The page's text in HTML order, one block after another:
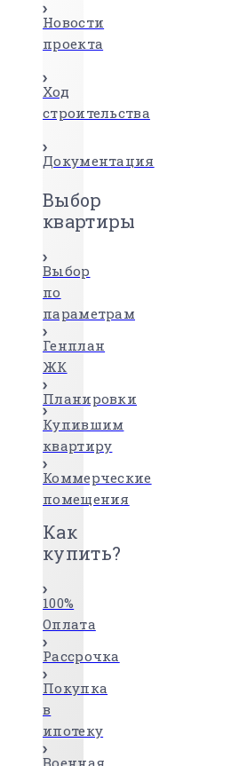
Новости
проекта
Ход
строительства
Документация
Выбор
квартиры
Выбор
по
параметрам
Генплан
ЖК
Планировки
Купившим
квартиру
Коммерческие
помещения
Как
купить?
100%
Оплата
Рассрочка
Покупка
в
ипотеку